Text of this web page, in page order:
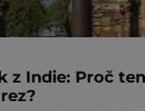
z Indie: Proč